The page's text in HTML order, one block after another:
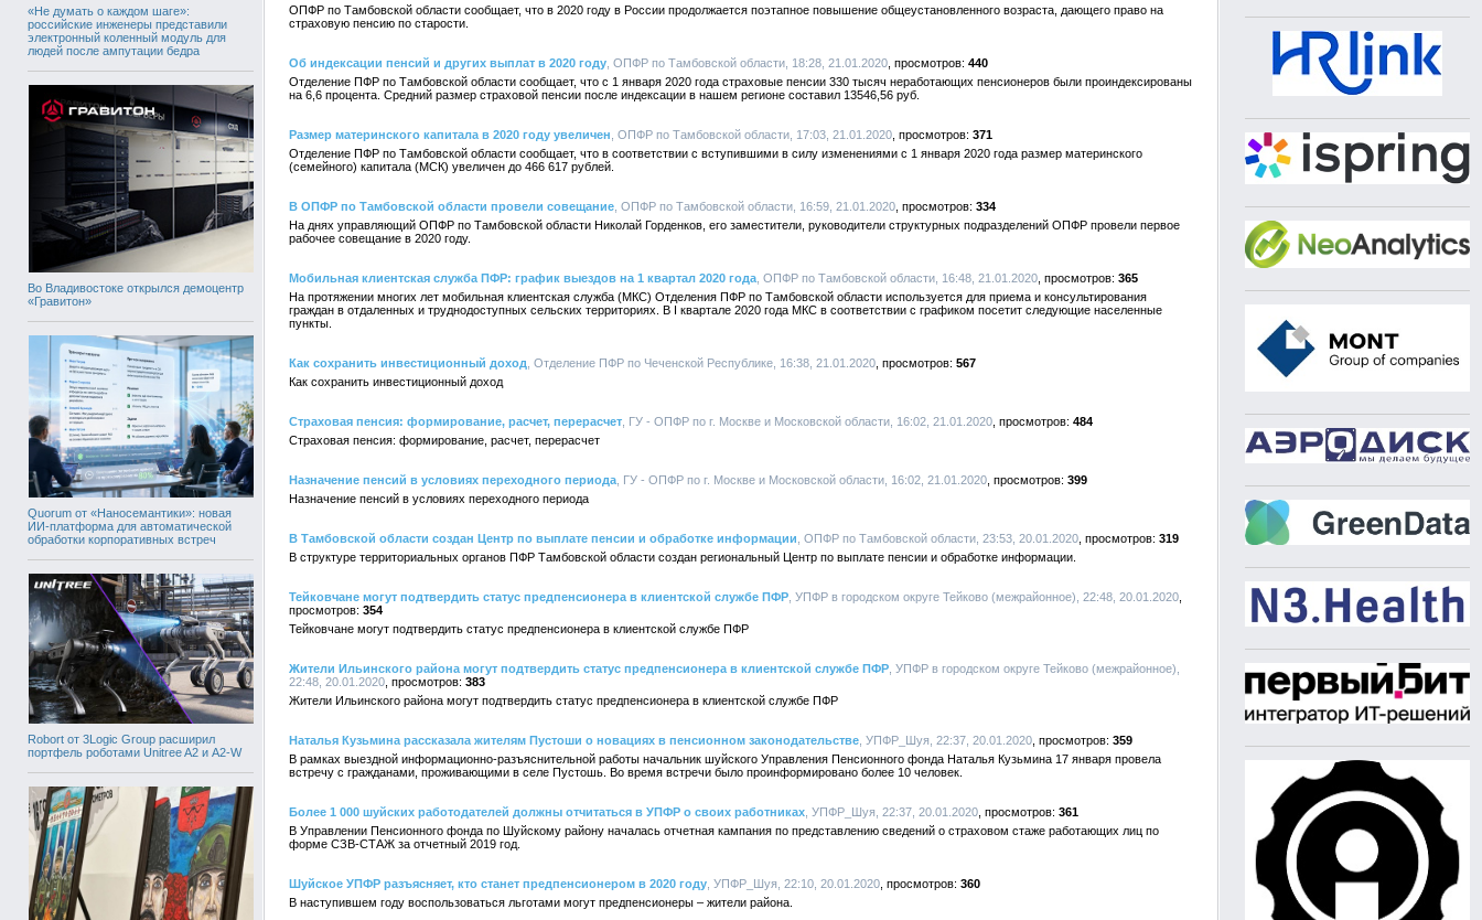
«Не думать о каждом шаге»:
российские инженеры представили
электронный коленный модуль для
людей после ампутации бедра
Во Владивостоке открылся демоцентр
«Гравитон»
Quorum от «Наносемантики»: новая
ИИ-платформа для автоматической
обработки корпоративных встреч
Robort от 3Logic Group расширил
портфель роботами Unitree A2 и A2-W
ОПФР по Тамбовской области сообщает, что в 2020 году в России продолжается поэтапное повышение общеустановленного возраста, дающего право на
страховую пенсию по старости.
Об индексации пенсий и других выплат в 2020 году , ОПФР по Тамбовской области, 18:28, 21.01.2020
440
Отделение ПФР по Тамбовской области сообщает, что с 1 января 2020 года страховые пенсии 330 тысяч неработающих пенсионеров были проиндексированы
на 6,6 процента. Средний размер страховой пенсии после индексации в нашем регионе составил 13546,56 руб.
Размер материнского капитала в 2020 году увеличен , ОПФР по Тамбовской области, 17:03, 21.01.2020
371
Отделение ПФР по Тамбовской области сообщает, что в соответствии с вступившими в силу изменениями с 1 января 2020 года размер материнского
(семейного) капитала (МСК) увеличен до 466 617 рублей.
В ОПФР по Тамбовской области провели совещание , ОПФР по Тамбовской области, 16:59, 21.01.2020
334
На днях управляющий ОПФР по Тамбовской области Николай Горденков, его заместители, руководители структурных подразделений ОПФР провели первое
рабочее совещание в 2020 году.
Мобильная клиентская служба ПФР: график выездов на 1 квартал 2020 года , ОПФР по Тамбовской области, 16:48, 21.01.2020
365
На протяжении многих лет мобильная клиентская служба (МКС) Отделения ПФР по Тамбовской области используется для приема и консультирования
граждан в отдаленных и труднодоступных сельских территориях. В I квартале 2020 года МКС в соответствии с графиком посетит следующие населенные
пункты.
Как сохранить инвестиционный доход , Отделение ПФР по Чеченской Республике, 16:38, 21.01.2020
567
Как сохранить инвестиционный доход
Страховая пенсия: формирование, расчет, перерасчет , ГУ - ОПФР по г. Москве и Московской области, 16:02, 21.01.2020
484
Страховая пенсия: формирование, расчет, перерасчет
Назначение пенсий в условиях переходного периода , ГУ - ОПФР по г. Москве и Московской области, 16:02, 21.01.2020
399
Назначение пенсий в условиях переходного периода
В Тамбовской области создан Центр по выплате пенсии и обработке информации , ОПФР по Тамбовской области, 23:53, 20.01.2020
319
В структуре территориальных органов ПФР Тамбовской области создан региональный Центр по выплате пенсии и обработке информации.
Тейковчане могут подтвердить статус предпенсионера в клиентской службе ПФР , УПФР в городском округе Тейково (межрайонное), 22:48, 20.01.2020
354
Тейковчане могут подтвердить статус предпенсионера в клиентской службе ПФР
Жители Ильинского района могут подтвердить статус предпенсионера в клиентской службе ПФР , УПФР в городском округе Тейково (межрайонное),
22:48, 20.01.2020
383
Жители Ильинского района могут подтвердить статус предпенсионера в клиентской службе ПФР
Наталья Кузьмина рассказала жителям Пустоши о новациях в пенсионном законодательстве , УПФР_Шуя, 22:37, 20.01.2020
359
В рамках выездной информационно-разъяснительной работы начальник шуйского Управления Пенсионного фонда Наталья Кузьмина 17 января провела
встречу с гражданами, проживающими в селе Пустошь. Во время встречи было проинформировано более 10 человек.
Более 1 000 шуйских работодателей должны отчитаться в УПФР о своих работниках , УПФР_Шуя, 22:37, 20.01.2020
361
В Управлении Пенсионного фонда по Шуйскому району началась отчетная кампания по представлению сведений о страховом стаже работающих лиц по
форме СЗВ-СТАЖ за отчетный 2019 год.
Шуйское УПФР разъясняет, кто станет предпенсионером в 2020 году , УПФР_Шуя, 22:10, 20.01.2020
360
В наступившем году воспользоваться льготами могут предпенсионеры – жители района.